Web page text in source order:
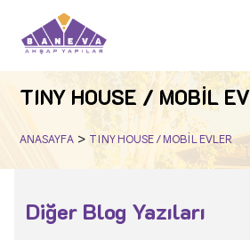
TINY HOUSE / MOBİL
ANASAYFA > TINY HOUSE / MOBİL EVLER
Diğer Blog Yazıları
AKADEMİ
BLOG